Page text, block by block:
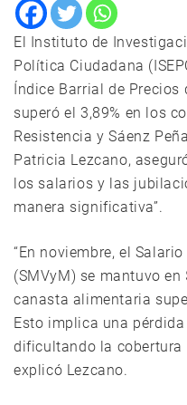
El Instituto de
Política Ciudadana
Índice Barrial de
superó el 3,89% en los
Resistencia y Sáenz
Patricia Lezcano,
los salarios y las
manera significativa”.
“En noviembre, el
(SMVyM) se mantuvo
canasta alimentaria
Esto implica una
dificultando la cobertura
explicó Lezcano.